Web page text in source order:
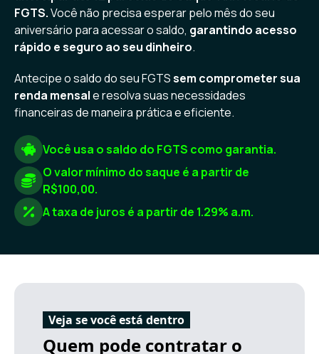
FGTS.Você não precisa esperar pelo mês do seu
aniversário para acessar o saldo, garantindo acesso
rápido e seguro ao seu dinheiro.
Antecipe o saldo do seu FGTSsem comprometer sua
renda mensale resolva suas necessidades
financeiras de maneira prática e eficiente.
Você usa o saldo do FGTS como garantia.
O valor mínimo do saque é a partir de
R$100,00.
A taxa de juros é a partir de 1.29% a.m.
Veja se você está dentro
Quem pode contratar o